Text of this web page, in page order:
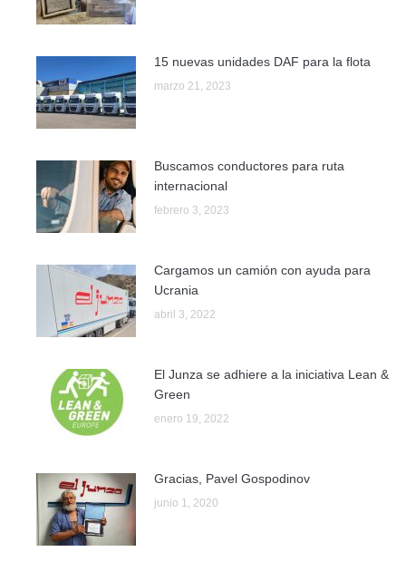
15 nuevas unidades DAF para la flota
marzo 21, 2023
Buscamos conductores para ruta
internacional
febrero 3, 2023
Cargamos un camión con ayuda para
Ucrania
abril 3, 2022
El Junza se adhiere a la iniciativa Lean &
Green
enero 19, 2022
Gracias, Pavel Gospodinov
junio 1, 2020